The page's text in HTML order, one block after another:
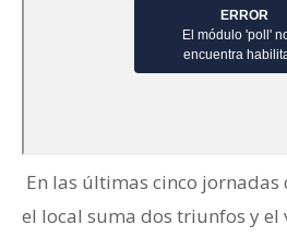
En las últimas cinco
el local suma dos triunfos y el